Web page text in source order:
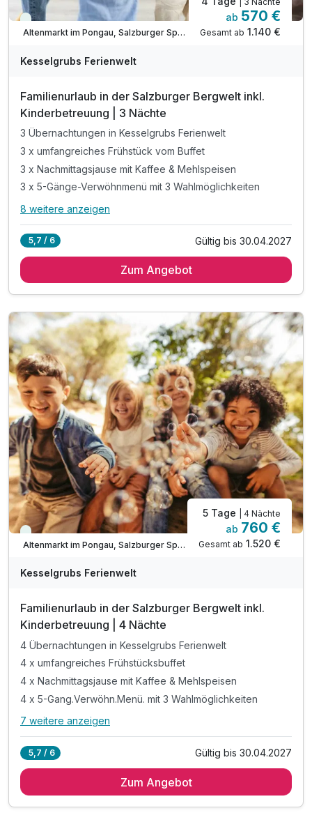
Viele Termine frei
Altenmarkt im Pongau, Salzburger Sportwelt
ab 570 €
Gesamt ab 1.140 €
Kesselgrubs Ferienwelt
Familienurlaub in der Salzburger Bergwelt inkl.
Kinderbetreuung | 3 Nächte
3 Übernachtungen in Kesselgrubs Ferienwelt
3 x umfangreiches Frühstück vom Buffet
3 x Nachmittagsjause mit Kaffee & Mehlspeisen
3 x 5-Gänge-Verwöhnmenü mit 3 Wahlmöglichkeiten
Alle Inklusivleistungen
3 x umfangreiches Frühstück vom Buffet
inkl. neuem Wellnessbereich mit Schleusenbecken
inkl. kleiner Wasserpark mit Rutschen
inkl. Kesselgrubs Badetasche & Bademantel
inkl. großzügigem Wellnessbereich
inkl. Mountain Adults Spa (ab 20.März 2024)
inkl. Kesselinos Kinderwelt
inkl. Kesselinos Kinderclub mit Bastelwerkstatt
inkl. Badesee und ca. 5000m² Gartenwelt
8 weitere anzeigen
5,7 / 6 Gültig bis 30.04.2027
Zum Angebot
Viele Termine frei
Altenmarkt im Pongau, Salzburger Sportwelt
5 Tage | 4 Nächte
ab 760 €
Gesamt ab 1.520 €
Kesselgrubs Ferienwelt
Familienurlaub in der Salzburger Bergwelt inkl.
Kinderbetreuung | 4 Nächte
4 Übernachtungen in Kesselgrubs Ferienwelt
4 x umfangreiches Frühstücksbuffet
4 x Nachmittagsjause mit Kaffee & Mehlspeisen
4 x 5-Gang.Verwöhn.Menü. mit 3 Wahlmöglichkeiten
Alle Inklusivleistungen
4 x umfangreiches Frühstücksbuffet
7 weitere anzeigen
5,7 / 6 Gültig bis 30.04.2027
Zum Angebot